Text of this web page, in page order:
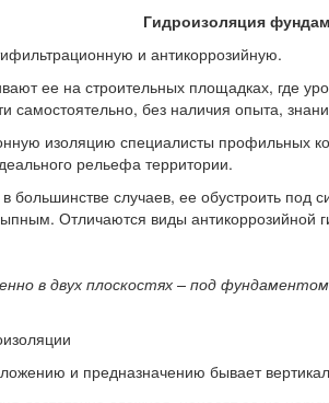
Гидроизоляция
и антикоррозийную.
ее на строительных площадках, где
самостоятельно, без наличия опыта,
изоляцию специалисты профильных
рельефа территории.
большинстве случаев, ее обустроить
Отличаются виды антикоррозийной
в двух плоскостях – под
и предназначению бывает